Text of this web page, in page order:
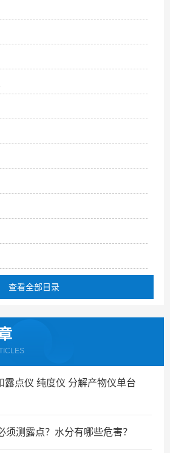
查看全部目录
露点仪 纯度仪 分解产物仪单台
须测露点？水分有哪些危害？